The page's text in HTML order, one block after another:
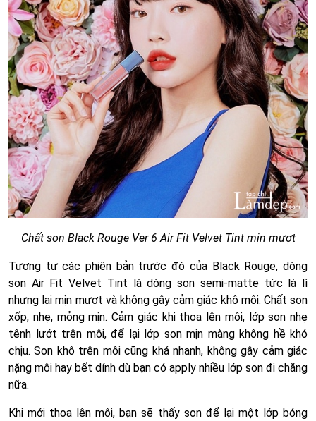
Chất son Black Rouge Ver 6 Air Fit Velvet Tint mịn mượt
Tương tự các phiên bản trước đó của Black Rouge, dòng
son Air Fit Velvet Tint là dòng son semi-matte tức là lì
nhưng lại mịn mượt và không gây cảm giác khô môi. Chất son
xốp, nhẹ, mỏng mịn. Cảm giác khi thoa lên môi, lớp son nhẹ
tênh lướt trên môi, để lại lớp son mịn màng không hề khó
chịu. Son khô trên môi cũng khá nhanh, không gây cảm giác
nặng môi hay bết dính dù bạn có apply nhiều lớp son đi chăng
nữa.
Khi mới thoa lên môi, bạn sẽ thấy son để lại một lớp bóng